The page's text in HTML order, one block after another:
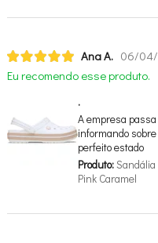
Ana A. 06/
Eu recomendo esse produto.
.
A empresa
informando
perfeito estado
Produto:Sandália
Pink Caramel